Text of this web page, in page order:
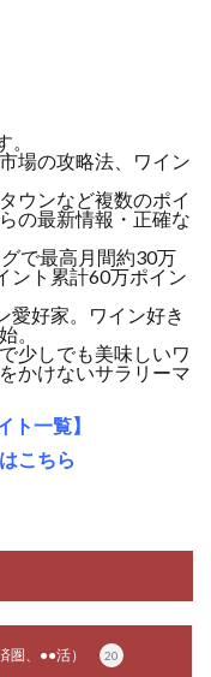
場の攻略法、ワイン
ウンなど複数のポイ
の最新情報・正確な
で最高月間約30万
ント累計60万ポイン
愛好家。ワイン好き
。
少しでも美味しいワ
かけないサラリーマ
一覧】
こちら
圏、●●活） 20